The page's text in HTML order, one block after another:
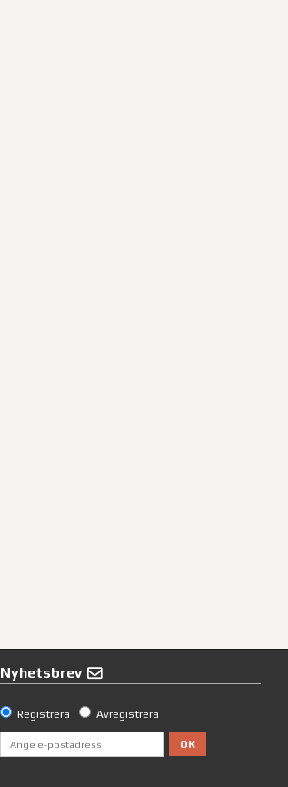
Nyhetsbrev
Registrera Avregistrera
OK